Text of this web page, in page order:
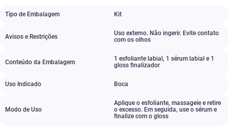
Tipo de Embalagem Kit
Avisos e Restrições
Uso externo. Não ingerir. Evite contato
com os olhos
Conteúdo da Embalagem 1 esfoliante labial , 1 sérum labial e 1
gloss finalizador
Uso Indicado Boca
Modo de Uso
Aplique o esfoliante, massageie e retire
o excesso. Em seguida, use o sérum e
finalize com o gloss